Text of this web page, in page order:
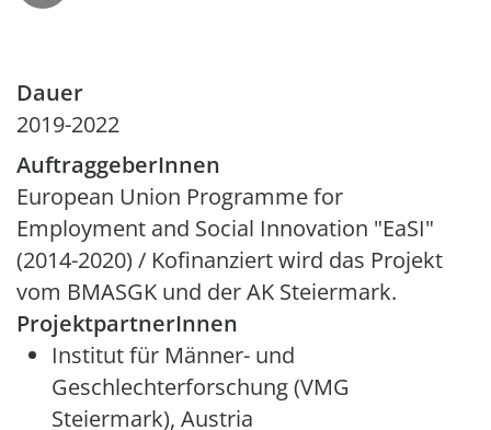
Dauer
2019-2022
AuftraggeberInnen
European Union Programme for
Employment and Social Innovation "EaSI"
(2014-2020) / Kofinanziert wird das Projekt
vom BMASGK und der AK Steiermark.
ProjektpartnerInnen
Institut für Männer- und
Geschlechterforschung (VMG
Steiermark), Austria